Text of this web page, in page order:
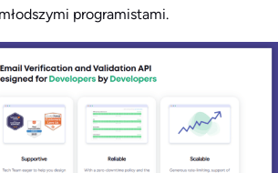
programistami.